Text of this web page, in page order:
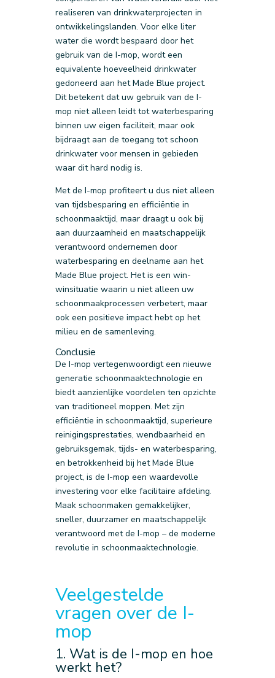
realiseren van drinkwaterprojecten in
ontwikkelingslanden. Voor elke liter
water die wordt bespaard door het
gebruik van de I-mop, wordt een
equivalente hoeveelheid drinkwater
gedoneerd aan het Made Blue project.
Dit betekent dat uw gebruik van de I-
mop niet alleen leidt tot waterbesparing
binnen uw eigen faciliteit, maar ook
bijdraagt aan de toegang tot schoon
drinkwater voor mensen in gebieden
waar dit hard nodig is.
Met de I-mop profiteert u dus niet alleen
van tijdsbesparing en efficiëntie in
schoonmaaktijd, maar draagt u ook bij
aan duurzaamheid en maatschappelijk
verantwoord ondernemen door
waterbesparing en deelname aan het
Made Blue project. Het is een win-
winsituatie waarin u niet alleen uw
schoonmaakprocessen verbetert, maar
ook een positieve impact hebt op het
milieu en de samenleving.
Conclusie
De I-mop vertegenwoordigt een nieuwe
generatie schoonmaaktechnologie en
biedt aanzienlijke voordelen ten opzichte
van traditioneel moppen. Met zijn
efficiëntie in schoonmaaktijd, superieure
reinigingsprestaties, wendbaarheid en
gebruiksgemak, tijds- en waterbesparing,
en betrokkenheid bij het Made Blue
project, is de I-mop een waardevolle
investering voor elke facilitaire afdeling.
Maak schoonmaken gemakkelijker,
sneller, duurzamer en maatschappelijk
verantwoord met de I-mop – de moderne
revolutie in schoonmaaktechnologie.
Veelgestelde
vragen over de I-
mop
1. Wat is de I-mop en hoe
werkt het?